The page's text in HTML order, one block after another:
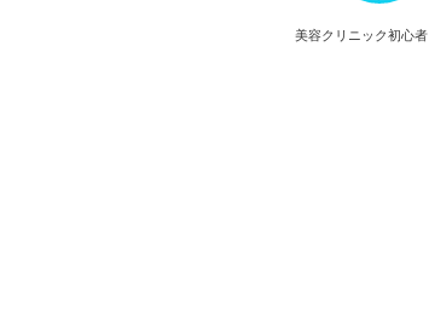
美容クリニック初心者